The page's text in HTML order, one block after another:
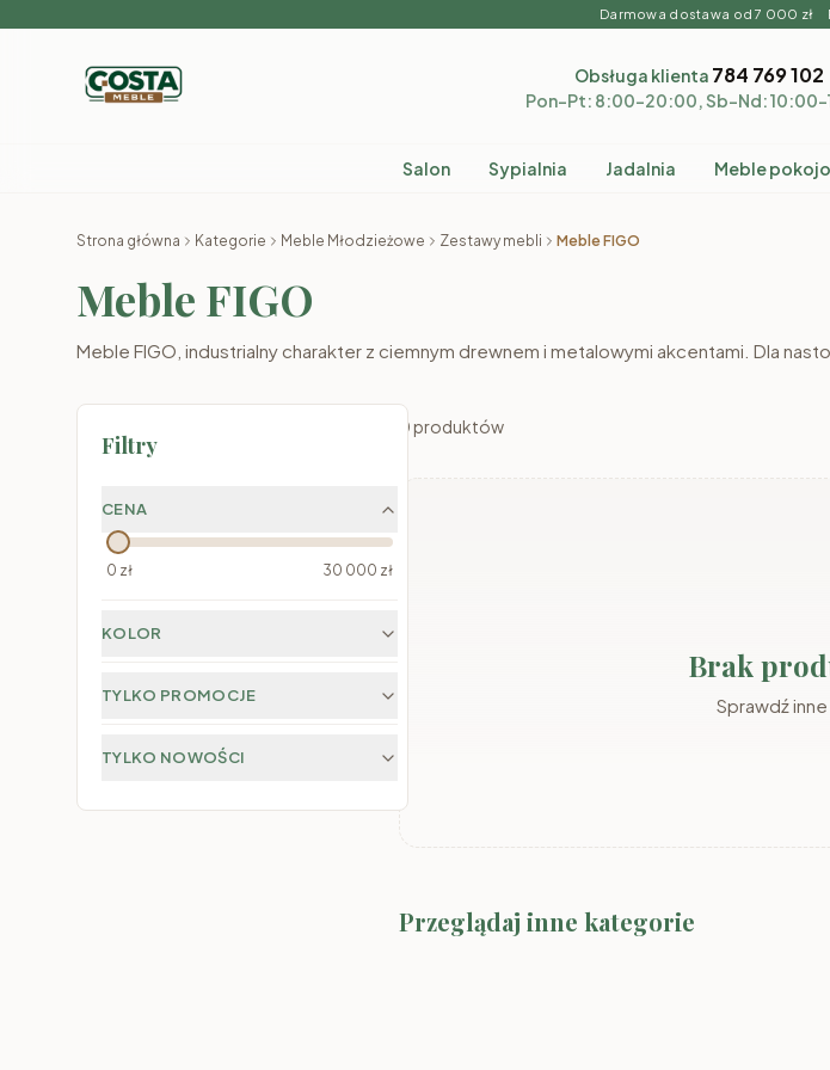
Darmowa dostawa od 7 000
Obsługa klienta 784 769 102
Pon–Pt: 8:00–20:00, Sb–Nd:
Salon Sypialnia Jadalnia Meble
Strona główna Kategorie Meble Młodzieżowe Zestawy mebli Meble FIGO
Meble FIGO
Meble FIGO, industrialny charakter z ciemnym drewnem i metalowymi akcentami. Dla
Filtry
CENA
0 zł 30 000 zł
KOLOR
TYLKO PROMOCJE
TYLKO NOWOŚCI
0produktów
Brak
Sprawdź
Przeglądaj inne kategorie
Meble SMYK I Meble SMYK II